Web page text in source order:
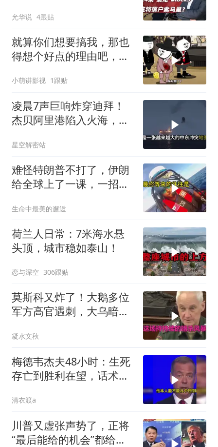
允华说 4跟贴
就算你们想要搞我，那也
得想个好点的理由吧，这
小萌讲影视 1跟贴
凌晨7声巨响炸穿迪拜！
杰贝阿里港陷入火海，美
彻底心寒
星空解密站
难怪特朗普不打了，伊朗
给全球上了一课，一招吃
生命中最美的邂逅
荷兰人日常：7米海水悬
头顶，城市稳如泰山！
恋与深空 306跟贴
莫斯科又炸了！大鹅多位
军方高官遇刺，大乌暗杀
凝水文秋
梅德韦杰夫48小时：生死
存亡到胜利在望，话术变
清衣渡a
川普又虚张声势了，正将
“最后能给的机会”都给伊